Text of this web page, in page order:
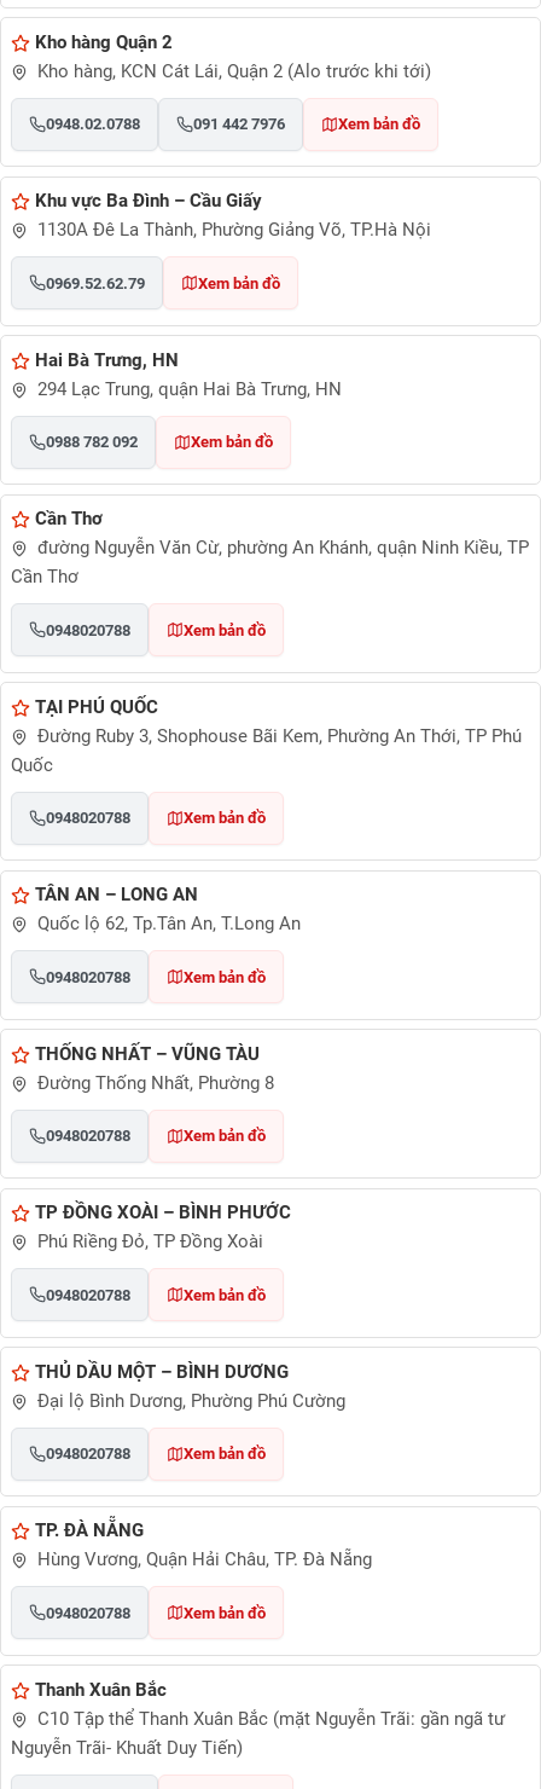
Kho hàng Quận 2
Kho hàng, KCN Cát Lái, Quận 2 (Alo trước khi tới)
0948.02.0788 091 442 7976 Xem bản đồ
Khu vực Ba Đình – Cầu Giấy
1130A Đê La Thành, Phường Giảng Võ, TP.Hà Nội
0969.52.62.79 Xem bản đồ
Hai Bà Trưng, HN
294 Lạc Trung, quận Hai Bà Trưng, HN
0988 782 092 Xem bản đồ
Cần Thơ
đường Nguyễn Văn Cừ, phường An Khánh, quận Ninh Kiều, TP
Cần Thơ
0948020788 Xem bản đồ
TẠI PHÚ QUỐC
Đường Ruby 3, Shophouse Bãi Kem, Phường An Thới, TP Phú
Quốc
0948020788 Xem bản đồ
TÂN AN – LONG AN
Quốc lộ 62, Tp.Tân An, T.Long An
0948020788 Xem bản đồ
THỐNG NHẤT – VŨNG TÀU
Đường Thống Nhất, Phường 8
0948020788 Xem bản đồ
TP ĐỒNG XOÀI – BÌNH PHƯỚC
Phú Riềng Đỏ, TP Đồng Xoài
0948020788 Xem bản đồ
THỦ DẦU MỘT – BÌNH DƯƠNG
Đại lộ Bình Dương, Phường Phú Cường
0948020788 Xem bản đồ
TP. ĐÀ NẴNG
Hùng Vương, Quận Hải Châu, TP. Đà Nẵng
0948020788 Xem bản đồ
Thanh Xuân Bắc
C10 Tập thể Thanh Xuân Bắc (mặt Nguyễn Trãi: gần ngã tư
Nguyễn Trãi- Khuất Duy Tiến)